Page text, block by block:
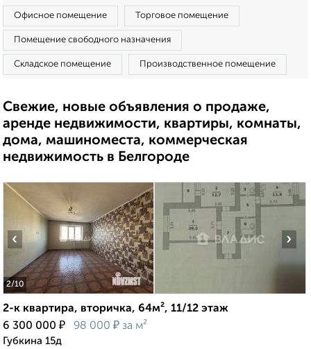
Офисное помещение Торговое помещение
Помещение свободного назначения
Складское помещение Производственное помещение
Свежие, новые объявления о продаже,
аренде недвижимости, квартиры, комнаты,
дома, машиноместа, коммерческая
недвижимость в Белгороде
2/10
‹ ›
2-к квартира, вторичка, 64м², 11/12 этаж
6 300 000 ₽ 98 000 ₽ за м²
Губкина 15д